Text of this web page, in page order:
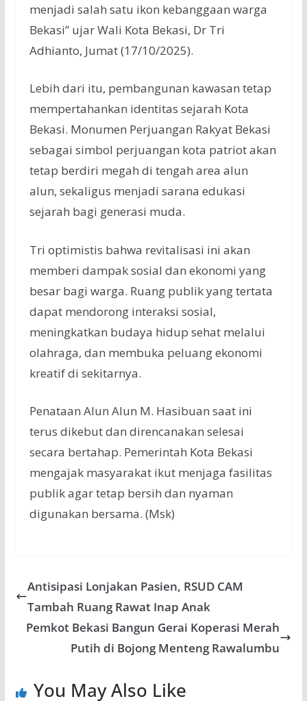
menjadi salah satu ikon kebanggaan warga
Bekasi” ujarWali Kota Bekasi, Dr Tri
Adhianto, Jumat(17/10/2025).
Lebih dari itu, pembangunan kawasan tetap
mempertahankan identitas sejarah Kota
Bekasi. Monumen Perjuangan Rakyat Bekasi
sebagai simbol perjuangan kota patriotakan
tetap berdiri megah di tengah area alun
alun, sekaligus menjadi sarana edukasi
sejarah bagi generasi muda.
Tri optimistis bahwa revitalisasi ini akan
memberi dampaksosial dan ekonomi yang
besar bagi warga. Ruang publikyangtertata
dapat mendorong interaksi sosial,
meningkatkan budaya hidup sehat melalui
olahraga, dan membuka peluangekonomi
kreatifdi sekitarnya.
Penataan Alun Alun M. Hasibuan saat ini
terus dikebutdan direncanakan selesai
secara bertahap. Pemerintah Kota Bekasi
mengajak masyarakat ikut menjaga fasilitas
publikagartetap bersih dan nyaman
digunakan bersama. (Msk)
Antisipasi Lonjakan Pasien, RSUD CAM
Tambah Ruang Rawat Inap Anak
Pemkot Bekasi Bangun Gerai Koperasi Merah
Putih di Bojong Menteng Rawalumbu
You May Also Like